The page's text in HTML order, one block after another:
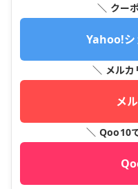
＼ クー
Yahoo!シ
＼ メルカ
メ
＼ Qoo10